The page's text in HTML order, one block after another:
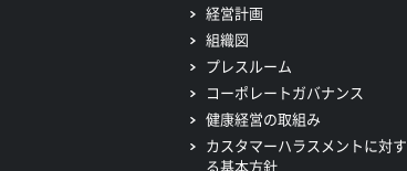
経営計画
組織図
プレスルーム
コーポレートガバナンス
健康経営の取組み
カスタマーハラスメントに対す
る基本方針